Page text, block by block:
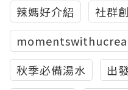
辣媽好介紹
社群
秋季必備湯水
出